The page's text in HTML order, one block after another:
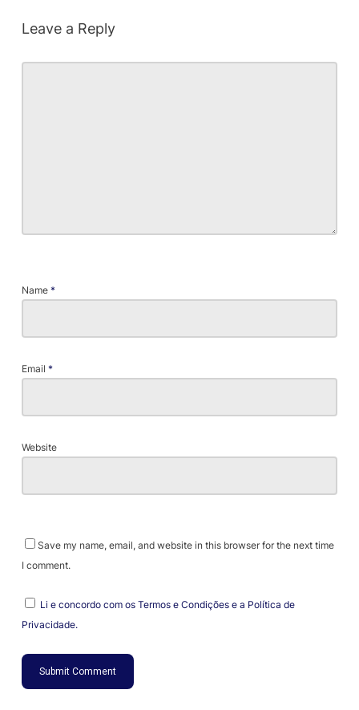
Leave a Reply
Name *
Email *
Website
Save my name, email, and website in this browser for the next time
I comment.
Li e concordo com os Termos e Condições e a Política de
Privacidade.